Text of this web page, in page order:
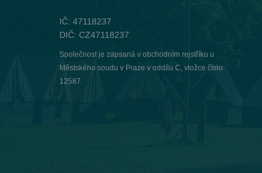
IČ: 47118237
DIČ: CZ47118237
Společnost je zapsaná v obchodním rejstříku u
Městského soudu v Praze v oddílu C, vložce číslo
12587.